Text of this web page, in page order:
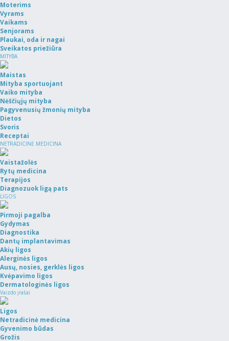
Moterims
Vyrams
Vaikams
Senjorams
Plaukai, oda ir nagai
Sveikatos priežiūra
MITYBA
Maistas
Mityba sportuojant
Vaiko mityba
Nėščiųjų mityba
Pagyvenusių žmonių mityba
Dietos
Svoris
Receptai
NETRADICINĖ MEDICINA
Vaistažolės
Rytų medicina
Terapijos
Diagnozuok ligą pats
LIGOS
Pirmoji pagalba
Gydymas
Diagnostika
Dantų implantavimas
Akių ligos
Alerginės ligos
Ausų, nosies, gerklės ligos
Kvėpavimo ligos
Dermatologinės ligos
Vaizdo įrašai
Ligos
Netradicinė medicina
Gyvenimo būdas
Grožis